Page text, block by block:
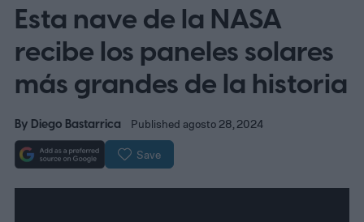
Esta nave de la NASA
recibe los paneles solares
más grandes de la historia
By Diego Bastarrica Published agosto 28, 2024
Save